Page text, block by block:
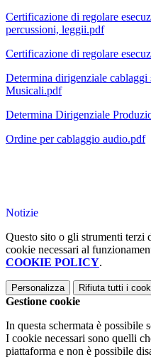
Certificazione di regolare
percussioni, leggii.pdf
Certificazione di regolare
Determina dirigenziale
Musicali.pdf
Determina Dirigenziale
Ordine per cablaggio audio.pdf
Notizie
Questo sito o gli strumenti terzi
cookie necessari al
COOKIE POLICY.
Personalizza Rifiuta tutti i
Gestione cookie
In questa schermata è possibile
I cookie necessari sono quelli
piattaforma e non è possibile